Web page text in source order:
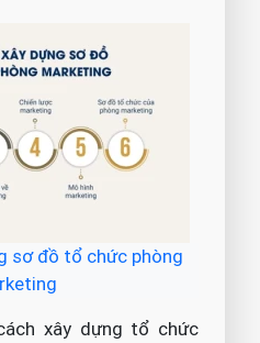
sơ đồ tổ chức phòng
xây dựng tổ chức